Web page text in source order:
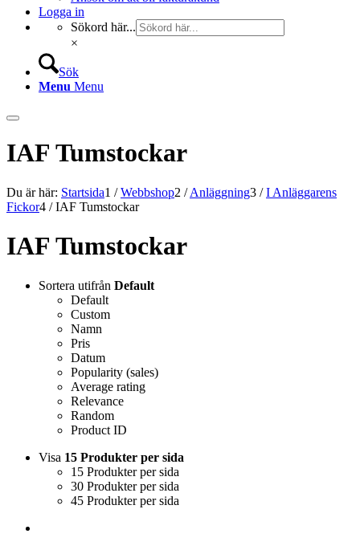
Logga in
Sökord här...
×
Sök
Menu Menu
IAF Tumstockar
Du är här: Startsida1 / Webbshop2 / Anläggning3 / I Anläggarens
Fickor4 / IAF Tumstockar
IAF Tumstockar
Sortera utifrån Default
Default
Custom
Namn
Pris
Datum
Popularity (sales)
Average rating
Relevance
Random
Product ID
Visa 15 Produkter per sida
15 Produkter per sida
30 Produkter per sida
45 Produkter per sida